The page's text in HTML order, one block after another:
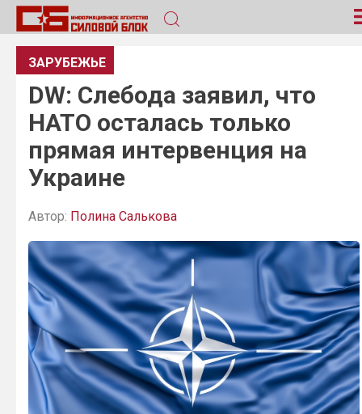
ЗАРУБЕЖЬЕ
DW: Слебода заявил, что
НАТО осталась только
прямая интервенция на
Украине
Автор: Полина Салькова